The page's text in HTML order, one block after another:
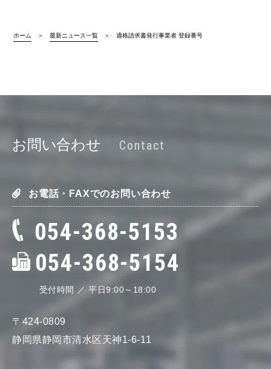
ホーム 最新ニュース一覧 適格請求書発行事業者 登録番号
お問い合わせ Contact
お電話・FAXでのお問い合わせ
054-368-5153
054-368-5154
受付時間 ／ 平日9:00～18:00
〒424-0809
静岡県静岡市清水区天神1-6-11